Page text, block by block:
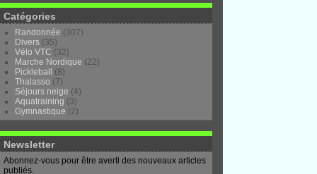
Catégories
Randonnée (307)
Divers (35)
Vélo VTC (32)
Marche Nordique (22)
Pickleball
(8)
Thalasso (7)
Séjours neige (4)
Aquatraining (3)
Gymnastique (2)
Newsletter
Abonnez-vous pour être averti des nouveaux articles
publiés.